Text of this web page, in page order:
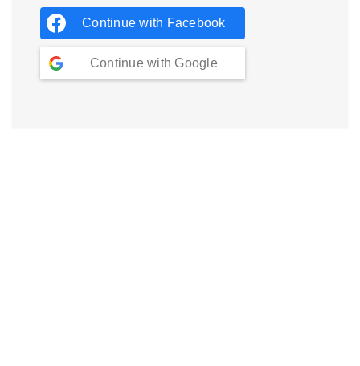
Continue with Facebook
Continue with Google